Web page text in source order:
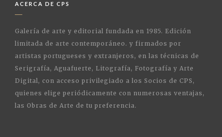
ACERCA DE CPS
Galería de arte y editorial fundada en 1985. Edición
limitada de arte contemporáneo. y firmados por
artistas portugueses y extranjeros, en las técnicas de
Serigrafía, Aguafuerte, Litografía, Fotografía y Arte
Digital, con acceso privilegiado a los Socios de CPS,
quienes elige periódicamente con numerosas ventajas,
las Obras de Arte de tu preferencia.